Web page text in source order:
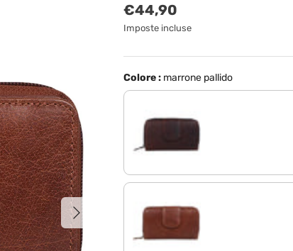
Avanti
Prezzo normale
€44,90
Imposte incluse
Colore : marrone pallido
mandorla - marrone